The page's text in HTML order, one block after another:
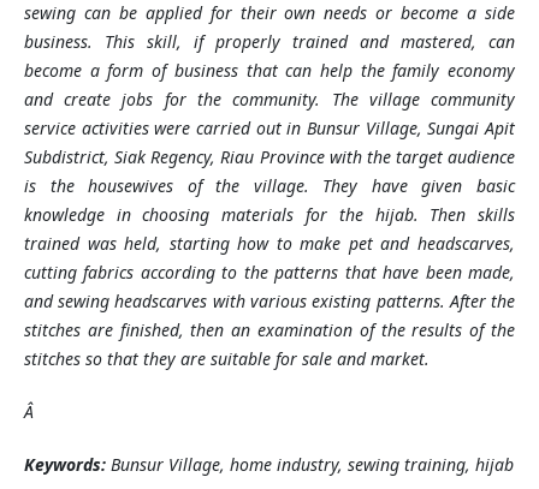
sewing can be applied for their own needs or become a side
business. This skill, if properly trained and mastered, can
become a form of business that can help the family economy
and create jobs for the community. The village community
service activities were carried out in Bunsur Village, Sungai Apit
Subdistrict, Siak Regency, Riau Province with the target audience
isthe housewives of the village. They havegiven basic
knowledge in choosing materials for the hijab. Then skills
trained was held, starting how to make pet and headscarves,
cutting fabrics according to the patterns that have been made,
and sewing headscarves with various existing patterns. After the
stitches are finished,thenanexamination of the results of the
stitches so that they are suitable for sale and market.
Â
Keywords: Bunsur Village, home industry, sewing training, hijab